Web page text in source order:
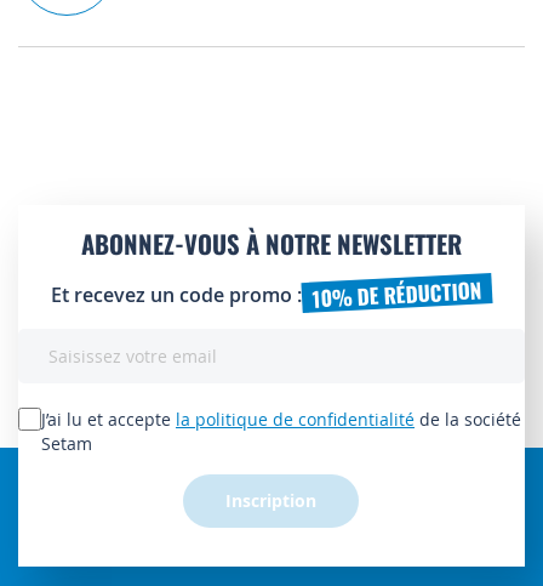
ABONNEZ-VOUS À NOTRE NEWSLETTER
Et recevez un code promo : 10% DE RÉDUCTION
lettre
d’information
J’ai lu et accepte la politique de confidentialité de la société
Setam
Inscription